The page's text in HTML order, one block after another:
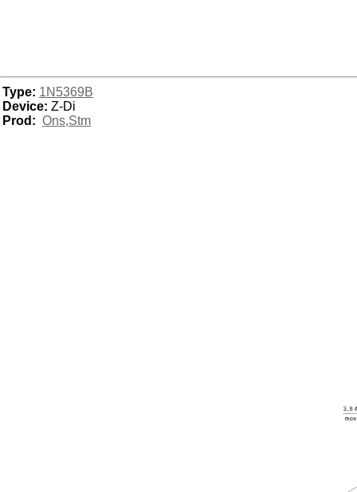
Type: 1N5369B
Device: Z-Di
Prod: Ons,Stm